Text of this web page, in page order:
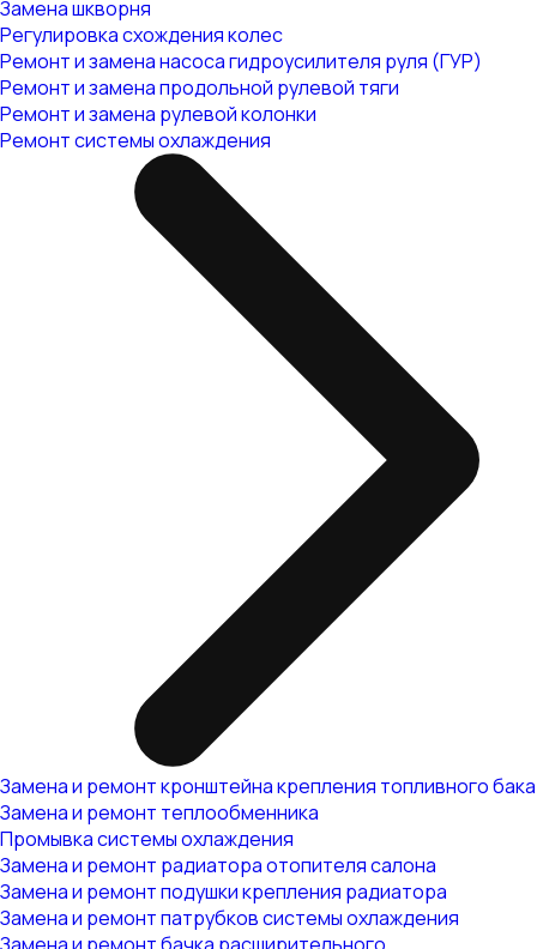
Замена шкворня
Регулировка схождения колес
Ремонт и замена насоса гидроусилителя руля (ГУР)
Ремонт и замена продольной рулевой тяги
Ремонт и замена рулевой колонки
Ремонт системы охлаждения
Замена и ремонт кронштейна крепления топливного бака
Замена и ремонт теплообменника
Промывка системы охлаждения
Замена и ремонт радиатора отопителя салона
Замена и ремонт подушки крепления радиатора
Замена и ремонт патрубков системы охлаждения